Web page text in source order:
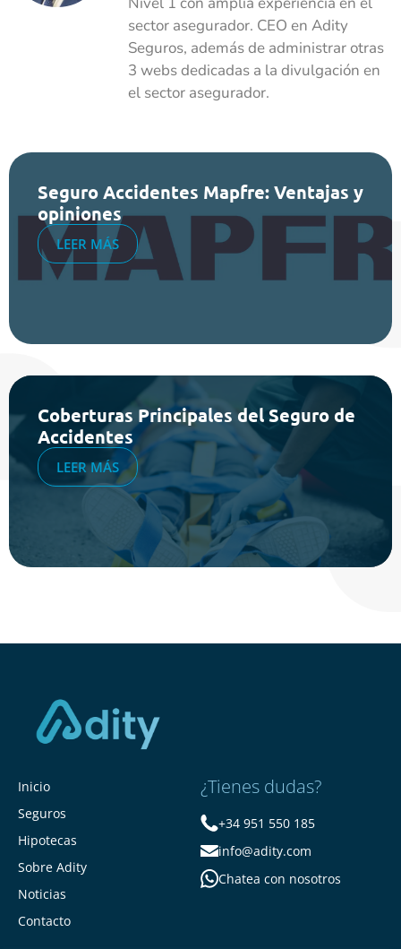
sector asegurador. CEO en Adity
Seguros, además de administrar otras
3 webs dedicadas a la divulgación en
el sector asegurador.
Seguro Accidentes Mapfre: Ventajas y
opiniones
LEER MÁS
Coberturas Principales del Seguro de
Accidentes
LEER MÁS
Inicio
Seguros
Hipotecas
Sobre Adity
Noticias
Contacto
¿Tienes dudas?
+34 951 550 185
info@adity.com
Chatea con nosotros